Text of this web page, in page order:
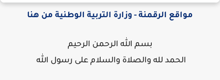
مواقع الرقمنة - وزارة التربية الوطنية من هنا
بسم الله الرحمن الرحيم
الحمد لله والصلاة والسلام على رسول الله